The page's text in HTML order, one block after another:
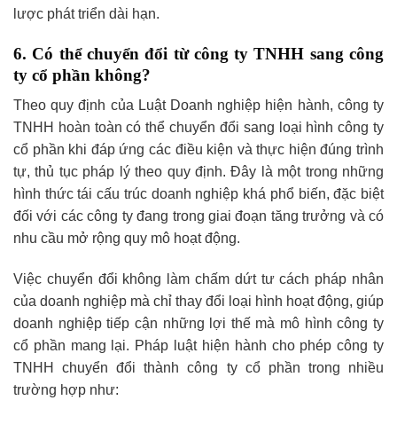
lược phát triển dài hạn.
6. Có thể chuyển đổi từ công ty TNHH sang công
ty cổ phần không?
Theo quy định của Luật Doanh nghiệp hiện hành, công ty
TNHH hoàn toàn có thể chuyển đổi sang loại hình công ty
cổ phần khi đáp ứng các điều kiện và thực hiện đúng trình
tự, thủ tục pháp lý theo quy định. Đây là một trong những
hình thức tái cấu trúc doanh nghiệp khá phổ biến, đặc biệt
đối với các công ty đang trong giai đoạn tăng trưởng và có
nhu cầu mở rộng quy mô hoạt động.
Việc chuyển đổi không làm chấm dứt tư cách pháp nhân
của doanh nghiệp mà chỉ thay đổi loại hình hoạt động, giúp
doanh nghiệp tiếp cận những lợi thế mà mô hình công ty
cổ phần mang lại. Pháp luật hiện hành cho phép công ty
TNHH chuyển đổi thành công ty cổ phần trong nhiều
trường hợp như: